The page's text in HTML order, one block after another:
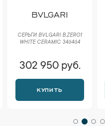
BVLGARI
СЕРЬГИ BVLGARI B.ZERO1
WHITE CERAMIC 346464
302 950 руб.
КУПИТЬ